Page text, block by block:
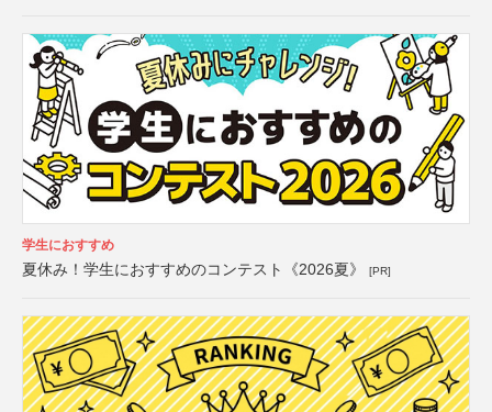
学生におすすめ
夏休み！学生におすすめのコンテスト《2026夏》 [PR]